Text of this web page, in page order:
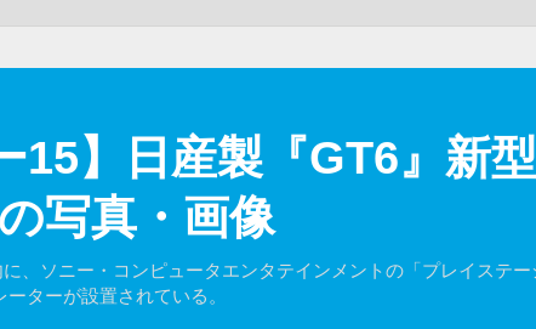
15】日産製『GT6』新
写真・画像
、ソニー・コンピュータエンタテインメントの「プレイステ
ターが設置されている。